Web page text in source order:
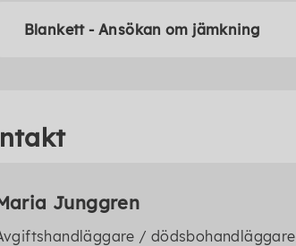
Blankett - Ansökan om jämkning
Junggren
/ dödsbohandläggare